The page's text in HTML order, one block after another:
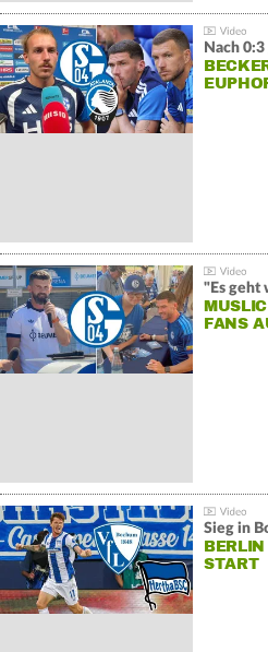
Nach
"Es geht
FANS
Sieg in
START